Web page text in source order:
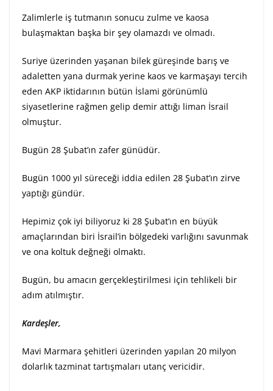
Zalimlerle iş tutmanın sonucu zulme ve kaosa
bulaşmaktan başka bir şey olamazdı ve olmadı.
Suriye üzerinden yaşanan bilek güreşinde barış ve
adaletten yana durmak yerine kaos ve karmaşayı tercih
eden AKP iktidarının bütün İslami görünümlü
siyasetlerine rağmen gelip demir attığı liman İsrail
olmuştur.
Bugün 28 Şubat’ın zafer günüdür.
Bugün 1000 yıl süreceği iddia edilen 28 Şubat’ın zirve
yaptığı gündür.
Hepimiz çok iyi biliyoruz ki 28 Şubat’ın en büyük
amaçlarından biri İsrail’in bölgedeki varlığını savunmak
ve ona koltuk değneği olmaktı.
Bugün, bu amacın gerçekleştirilmesi için tehlikeli bir
adım atılmıştır.
Kardeşler,
Mavi Marmara şehitleri üzerinden yapılan 20 milyon
dolarlık tazminat tartışmaları utanç vericidir.